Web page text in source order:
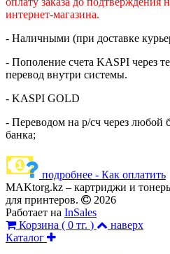
интернет-магазина.
- Наличными (при доставке
- Пополение счета KASPI через
перевод внутри системы.
- KASPI GOLD
- Переводом на р/сч через любой
банка;
подробнее - Как оплатить
MAKtorg.kz – картриджи и
для принтеров.
2026
Работает на InSales
Корзина ( 0 тг. )
наверх
Каталог